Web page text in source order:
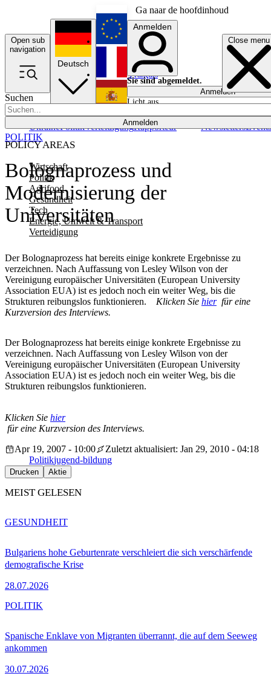
Ga naar de hoofdinhoud
Open sub
navigation
Close menu
Suchen
Anmelden
POLICY AREAS
Wirtschaft
Politik
Agrifood
Gesundheit
Tech
Energie, Umwelt & Transport
Verteidigung
UkrainePolitikVerteidigungRapporteur NewslettersEvents
Deutsch
English
Français
Anmelden
Sie sind abgemeldet.
Anmelden
Licht aus
Bolognaprozess und
Modernisierung der
Universitäten
Der Bolognaprozess hat bereits einige konkrete Ergebnisse zu
verzeichnen. Nach Auffassung von Lesley Wilson von der
Vereinigung europäischer Universitäten (European University
Association EUA) ist es jedoch noch ein weiter Weg, bis die
Strukturen reibungslos funktionieren. Klicken Sie hier für eine
Kurzversion des Interviews.
POLITIK
Der Bolognaprozess hat bereits einige konkrete Ergebnisse zu
verzeichnen. Nach Auffassung von Lesley Wilson von der
Vereinigung europäischer Universitäten (European University
Association EUA) ist es jedoch noch ein weiter Weg, bis die
Strukturen reibungslos funktionieren.
Klicken Sie hier
für eine Kurzversion des Interviews.
Apr 19, 2007 - 10:00
Zuletzt aktualisiert: Jan 29, 2010 - 04:18
Politikjugend-bildung
Drucken Aktie
MEIST GELESEN
Bulgariens hohe Geburtenrate verschleiert die sich verschärfende
demografische Krise
28.07.2026
GESUNDHEIT
Spanische Enklave von Migranten überrannt, die auf dem Seeweg
ankommen
30.07.2026
POLITIK